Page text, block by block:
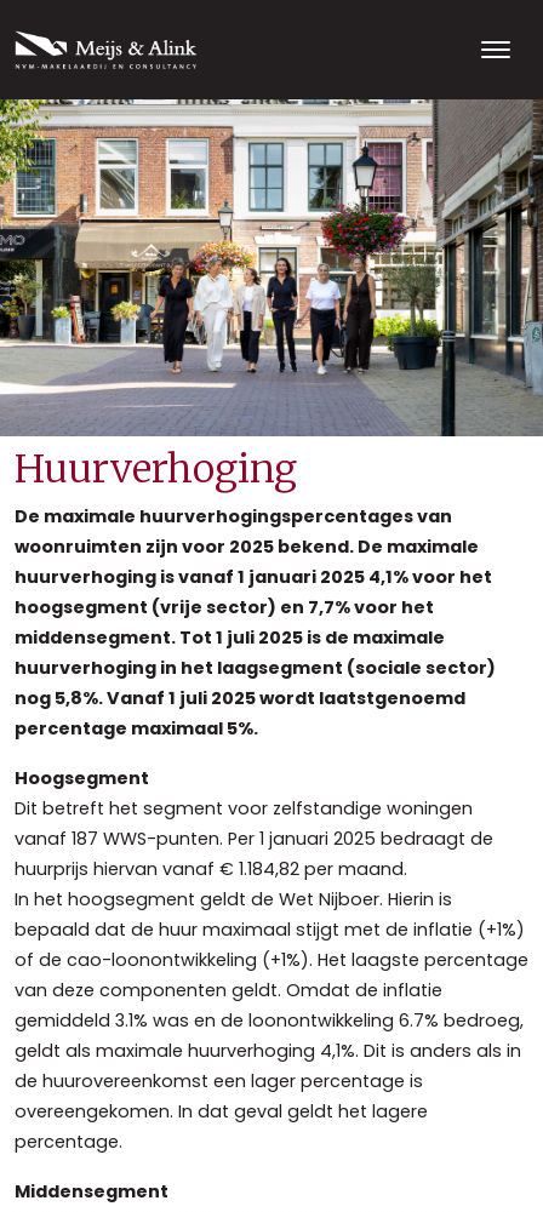
Huurverhoging
De maximale huurverhogingspercentages van
woonruimten zijn voor 2025 bekend. De maximale
huurverhoging is vanaf 1 januari 2025 4,1% voor het
hoogsegment (vrije sector) en 7,7% voor het
middensegment. Tot 1 juli 2025 is de maximale
huurverhoging in het laagsegment (sociale sector)
nog 5,8%. Vanaf 1 juli 2025 wordt laatstgenoemd
percentage maximaal 5%.
Hoogsegment
Dit betreft het segment voor zelfstandige woningen
vanaf 187 WWS-punten. Per 1 januari 2025 bedraagt de
huurprijs hiervan vanaf € 1.184,82 per maand.
In het hoogsegment geldt de Wet Nijboer. Hierin is
bepaald dat de huur maximaal stijgt met de inflatie (+1%)
of de cao-loonontwikkeling (+1%). Het laagste percentage
van deze componenten geldt. Omdat de inflatie
gemiddeld 3.1% was en de loonontwikkeling 6.7% bedroeg,
geldt als maximale huurverhoging 4,1%. Dit is anders als in
de huurovereenkomst een lager percentage is
overeengekomen. In dat geval geldt het lagere
percentage.
Middensegment